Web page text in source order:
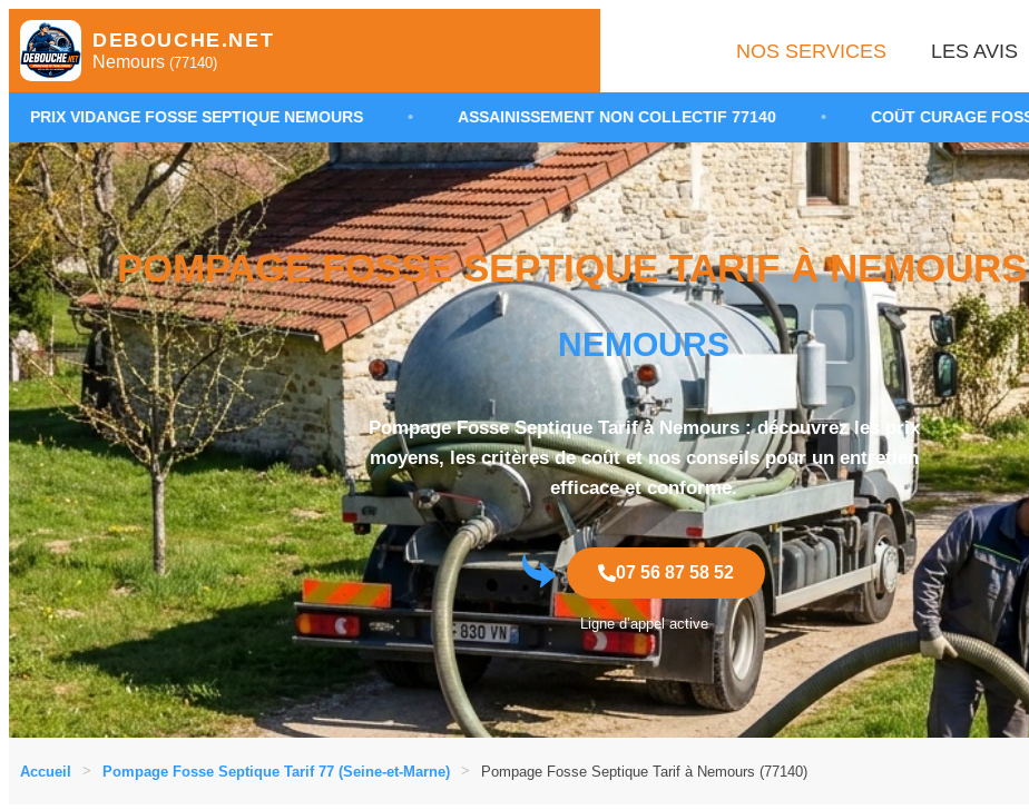
DEBOUCHE.NET
Nemours (77140)
NOS SERVICES LES AVIS
FOSSE SEPTIQUE NEMOURS • ASSAINISSEMENT NON COLLECTIF 77140 • COÛT CURAGE FOSSE TOUTES
POMPAGE FOSSE SEPTIQUE TARIF À
NEMOURS
Pompage Fosse Septique Tarif à Nemours : découvrez les prix
moyens, les critères de coût et nos conseils pour un entretien
efficace et conforme.
07 56 87 58 52
Ligne d’appel active
Accueil Pompage Fosse Septique Tarif 77 (Seine-et-Marne) Pompage Fosse Septique Tarif à Nemours (77140)